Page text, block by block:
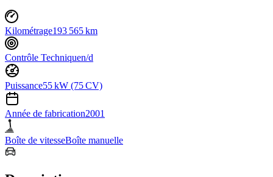
Kilométrage193 565 km
Contrôle Techniquen/d
Puissance55 kW (75 CV)
Année de fabrication2001
Boîte de vitesseBoîte manuelle